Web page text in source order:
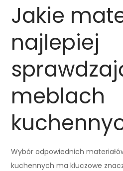
Jakie
najlepiej
meblach
Wybór odpowiednich
kuchennych ma kluczowe